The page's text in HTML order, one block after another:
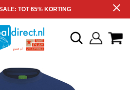
TOT 65% KORTING